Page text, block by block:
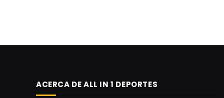
ACERCA DE ALL IN 1 DEPORTES